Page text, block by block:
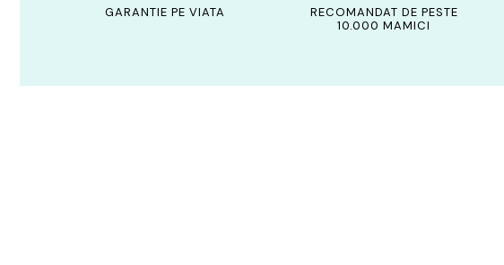
GARANTIE PE VIATA
RECOMANDAT DE PESTE
10.000 MAMICI